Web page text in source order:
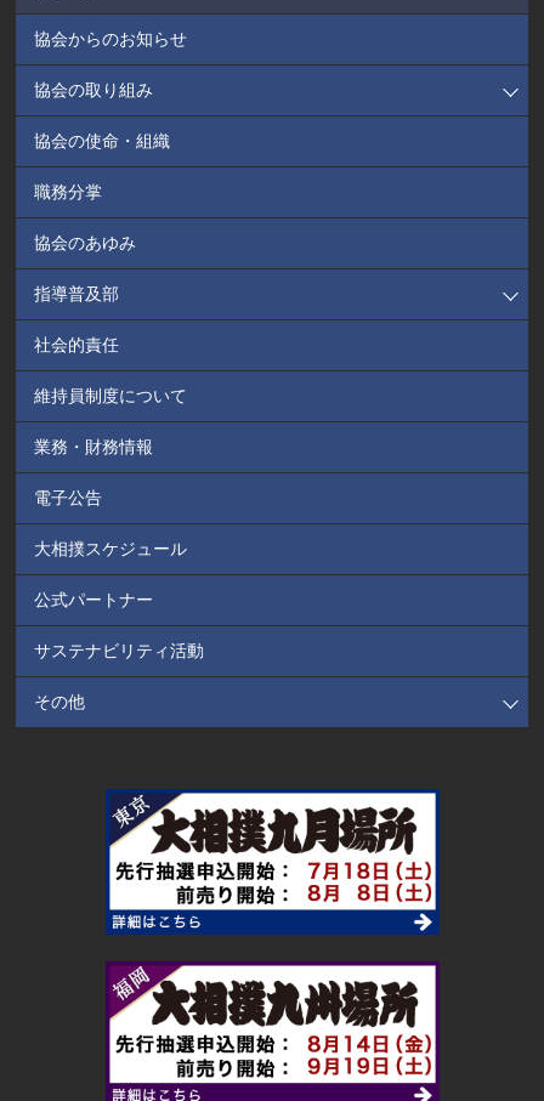
協会からのお知らせ
協会の取り組み
協会の使命・組織
職務分掌
協会のあゆみ
指導普及部
社会的責任
維持員制度について
業務・財務情報
電子公告
大相撲スケジュール
公式パートナー
サステナビリティ活動
その他